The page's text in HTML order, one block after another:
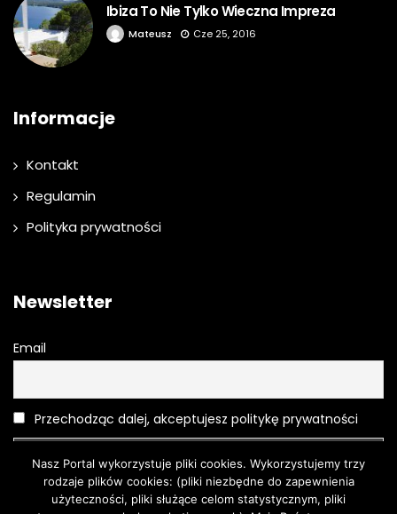
Ibiza To Nie Tylko Wieczna Impreza
Mateusz Cze 25, 2016
Informacje
Kontakt
Regulamin
Polityka prywatności
Newsletter
Email
Przechodząc dalej, akceptujesz politykę prywatności
Nasz Portal wykorzystuje pliki cookies. Wykorzystujemy trzy
rodzaje plików cookies: (pliki niezbędne do zapewnienia
użyteczności, pliki służące celom statystycznym, pliki